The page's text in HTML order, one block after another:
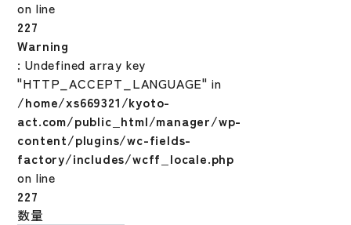
on line
227
数量
野
Warning
: Undefined array key
"HTTP_ACCEPT_LANGUAGE" in
/home/xs669321/kyoto-
act.com/public_html/manager/wp-
content/plugins/wc-fields-
factory/includes/wcff_locale.php
on line
227